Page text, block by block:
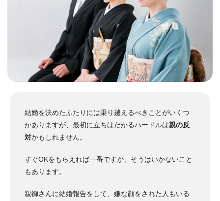
結婚を決めたふたりには乗り越えるべきことがいくつ
かありますが、最初に立ちはだかるハードルは親の反
対かもしれません。
すぐOKをもらえれば一番ですが、そうはいかないこと
もあります。
親御さんに結婚報告をして、嫌な顔をされた人もいる